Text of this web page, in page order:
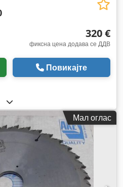
320 €
фиксна цена додава се ДДВ
Повикајте
Мал оглас